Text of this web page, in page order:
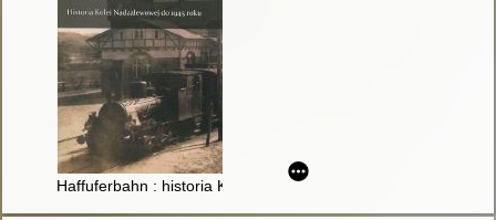
Haffuferbahn : historia Kolei Nadzalewowej do 1945 roku